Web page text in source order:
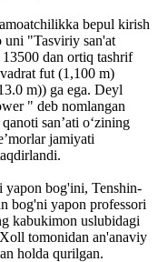
bepul kirish
uni "Tasviriy san'at
dan ortiq tashrif
fut (1,100 m)
m)) ga ega. Deyl
" deb nomlangan
sanʼati oʻzining
jamiyati
yapon bog'ini, Tenshin-
bog'ni yapon professori
kabukimon uslubidagi
tomonidan an'anaviy
holda qurilgan.